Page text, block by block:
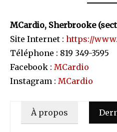
MCardio, Sherbrooke
Site Internet : https://
Téléphone : 819 349-3595
Facebook : MCardio
Instagram : MCardio
À propos